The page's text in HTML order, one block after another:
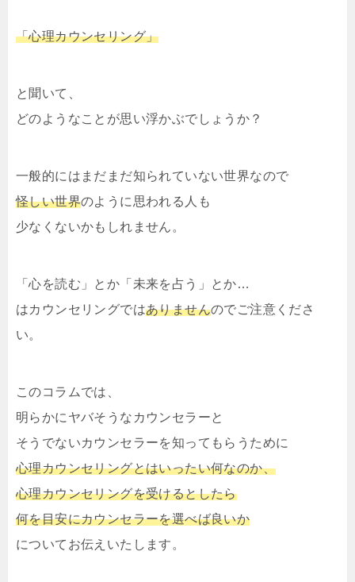
「心理カウンセリング」
と聞いて、
どのようなことが思い浮かぶでしょうか？
一般的にはまだまだ知られていない世界なので
怪しい世界のように思われる人も
少なくないかもしれません。
「心を読む」とか「未来を占う」とか…
はカウンセリングではありませんのでご注意くださ
い。
このコラムでは、
明らかにヤバそうなカウンセラーと
そうでないカウンセラーを知ってもらうために
心理カウンセリングとはいったい何なのか、
心理カウンセリングを受けるとしたら
何を目安にカウンセラーを選べば良いか
についてお伝えいたします。